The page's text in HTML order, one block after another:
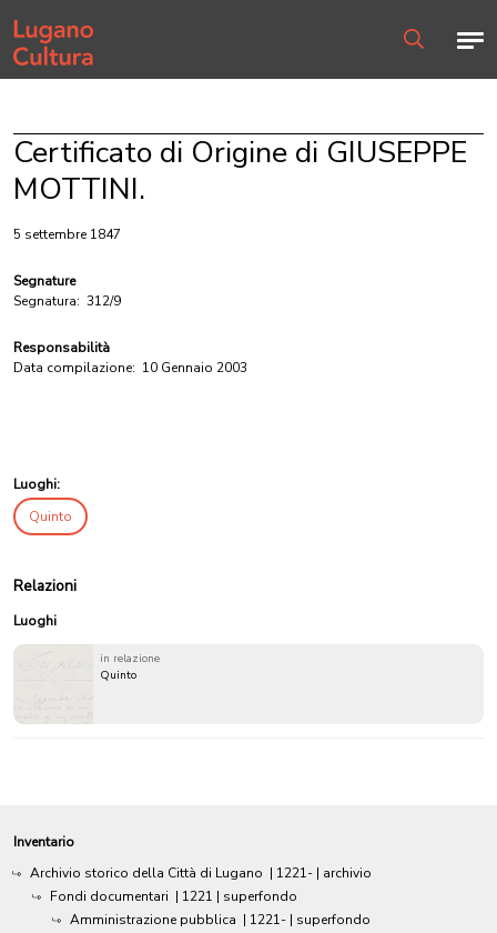
Home page
Certificato di Origine di GIUSEPPE
MOTTINI.
5 settembre 1847
Segnature
Segnatura: 312/9
Responsabilità
Data compilazione: 10 Gennaio 2003
Luoghi:
Quinto
Relazioni
Luoghi
in relazione
Quinto
Inventario
Archivio storico della Città di Lugano | 1221- | archivio
Fondi documentari | 1221 | superfondo
Amministrazione pubblica | 1221- | superfondo